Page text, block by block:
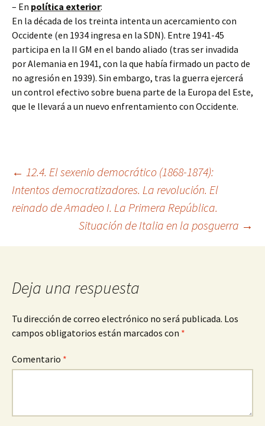
– En política exterior:
En la década de los treinta intenta un acercamiento con
Occidente (en 1934 ingresa en la SDN). Entre 1941-45
participa en la II GM en el bando aliado (tras ser invadida
por Alemania en 1941, con la que había firmado un pacto de
no agresión en 1939). Sin embargo, tras la guerra ejercerá
un control efectivo sobre buena parte de la Europa del Este,
que le llevará a un nuevo enfrentamiento con Occidente.
Navegación
de
entradas
← 12.4. El sexenio democrático (1868-1874):
Intentos democratizadores. La revolución. El
reinado de Amadeo I. La Primera República.
Situación de Italia en la posguerra →
Deja una respuesta
Tu dirección de correo electrónico no será publicada. Los
campos obligatorios están marcados con *
Comentario *